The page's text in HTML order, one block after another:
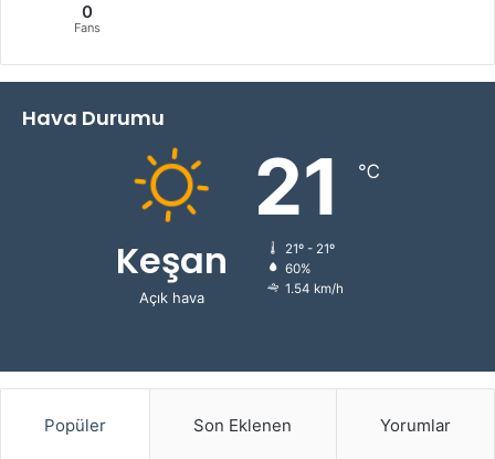
0
Fans
Hava Durumu
Keşan
Açık hava
21 ℃
21º - 21º
60%
1.54 km/h
Popüler Son Eklenen Yorumlar